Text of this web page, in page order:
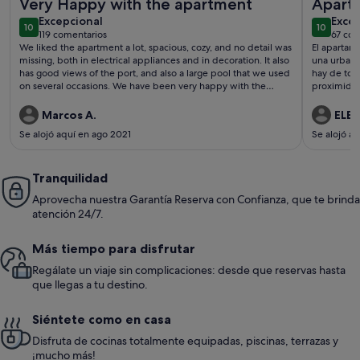
Very Happy with the apartment
1010 de 10
Excepcional
excepcional
119 comentarios
(119 comentarios)
We liked the apartment a lot, spacious, cozy, and no detail was
missing, both in electrical appliances and in decoration. It also
has good views of the port, and also a large pool that we used
on several occasions. We have been very happy with the
very good and there were no problems. If one day we return
to Albufeira we will repeat.
Marcos A.
Se alojó aquí en ago 2021
1010 de 10
67
(67
El
una
hay de
Se alojó
Tranquilidad
Aprovecha nuestra Garantía Reserva con Confianza, que te brinda
atención 24/7.
Más tiempo para disfrutar
Regálate un viaje sin complicaciones: desde que reservas hasta
que llegas a tu destino.
Siéntete como en casa
Disfruta de cocinas totalmente equipadas, piscinas, terrazas y
¡mucho más!